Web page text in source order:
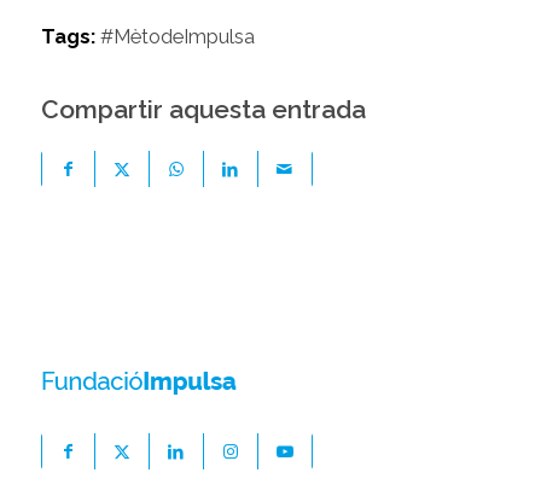
Tags: #MètodeImpulsa
Compartir aquesta entrada